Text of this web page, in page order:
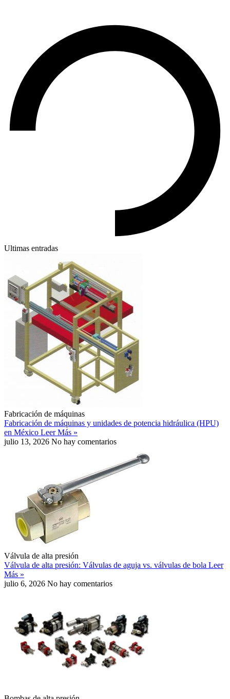
Ultimas entradas
Fabricación de máquinas
Fabricación de máquinas y unidades de potencia hidráulica (HPU)
en México Leer Más »
julio 13, 2026 No hay comentarios
Válvula de alta presión
Válvula de alta presión: Válvulas de aguja vs. válvulas de bola Leer
Más »
julio 6, 2026 No hay comentarios